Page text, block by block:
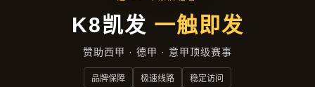
首页 成效展示